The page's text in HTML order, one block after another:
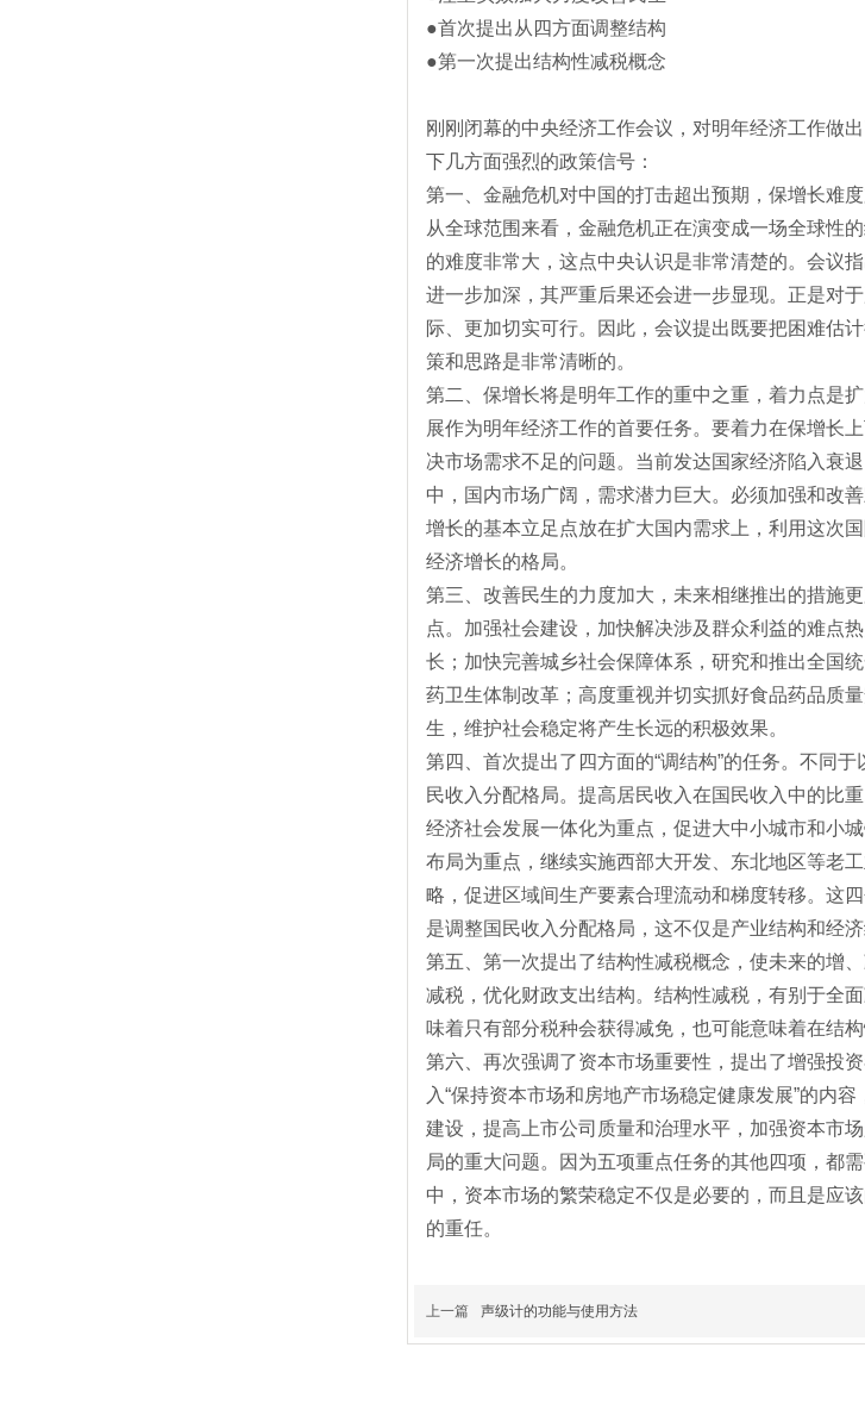
●首次提出从四方面调整结构
●第一次提出结构性减税概念
刚刚闭幕的中央经济工作会议，对明年经济工作做
下几方面强烈的政策信号：
第一、金融危机对中国的打击超出预期，保增长难
从全球范围来看，金融危机正在演变成一场全球性
的难度非常大，这点中央认识是非常清楚的。会议
进一步加深，其严重后果还会进一步显现。正是对
际、更加切实可行。因此，会议提出既要把困难估
策和思路是非常清晰的。
第二、保增长将是明年工作的重中之重，着力点是
展作为明年经济工作的首要任务。要着力在保增长
决市场需求不足的问题。当前发达国家经济陷入衰
中，国内市场广阔，需求潜力巨大。必须加强和改
增长的基本立足点放在扩大国内需求上，利用这次
经济增长的格局。
第三、改善民生的力度加大，未来相继推出的措施
点。加强社会建设，加快解决涉及群众利益的难点
长；加快完善城乡社会保障体系，研究和推出全国
药卫生体制改革；高度重视并切实抓好食品药品质
生，维护社会稳定将产生长远的积极效果。
第四、首次提出了四方面的“调结构”的任务。不同
民收入分配格局。提高居民收入在国民收入中的比
经济社会发展一体化为重点，促进大中小城市和小
布局为重点，继续实施西部大开发、东北地区等老
略，促进区域间生产要素合理流动和梯度转移。这
是调整国民收入分配格局，这不仅是产业结构和经
第五、第一次提出了结构性减税概念，使未来的增
减税，优化财政支出结构。结构性减税，有别于全
味着只有部分税种会获得减免，也可能意味着在结
第六、再次强调了资本市场重要性，提出了增强投
入“保持资本市场和房地产市场稳定健康发展”的内
建设，提高上市公司质量和治理水平，加强资本市
局的重大问题。因为五项重点任务的其他四项，都
中，资本市场的繁荣稳定不仅是必要的，而且是应
的重任。
上一篇 声级计的功能与使用方法